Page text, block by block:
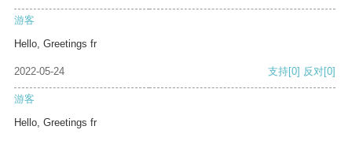
游客
Hello, Greetings fr
2022-05-24 支持[0] 反对[0]
游客
Hello, Greetings fr